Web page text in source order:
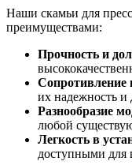
Наши скамьи для
преимуществами:
Прочность и
Сопротивление
их надежность и
Разнообразие
любой
Легкость в
доступными для